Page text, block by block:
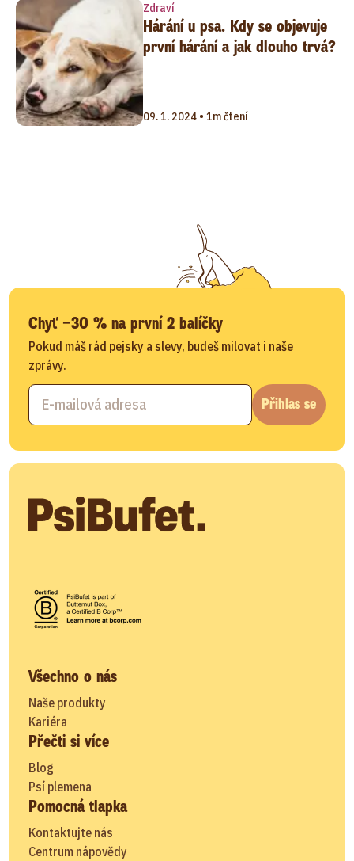
Zdraví
Hárání u psa. Kdy se objevuje
první hárání a jak dlouho trvá?
09. 1. 2024 • 1m čtení
Chyť −30 % na první 2 balíčky
Pokud máš rád pejsky a slevy, budeš milovat i naše
zprávy.
Přihlas se
Všechno o nás
Naše produkty
Kariéra
Přečti si více
Blog
Psí plemena
Pomocná tlapka
Kontaktujte nás
Centrum nápovědy